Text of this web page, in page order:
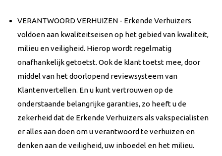
VERANTWOORD VERHUIZEN - Erkende Verhuizers
voldoen aan kwaliteitseisen op het gebied van kwaliteit,
milieu en veiligheid. Hierop wordt regelmatig
onafhankelijk getoetst. Ook de klant toetst mee, door
middel van het doorlopend reviewsysteem van
Klantenvertellen. En u kunt vertrouwen op de
onderstaande belangrijke garanties, zo heeft u de
zekerheid dat de Erkende Verhuizers als vakspecialisten
er alles aan doen om u verantwoord te verhuizen en
denken aan de veiligheid, uw inboedel en het milieu.